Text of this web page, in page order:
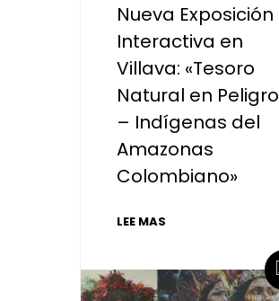
Nueva Exposición
Interactiva en
Villava: «Tesoro
Natural en Peligro
– Indígenas del
Amazonas
Colombiano»
LEE MAS